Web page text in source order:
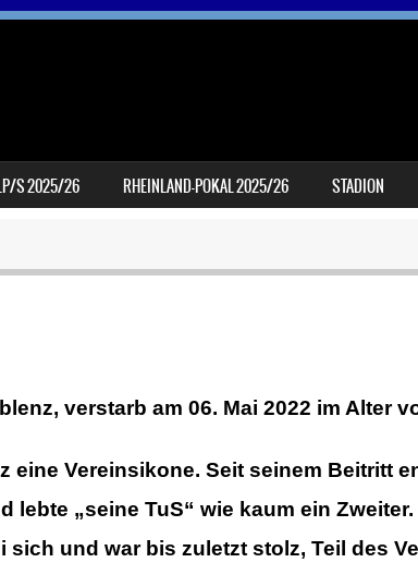
S 2025/26 RHEINLAND-POKAL 2025/26 STADION
verstarb am 06. Mai 2022 im Alter
eine Vereinsikone. Seit seinem Beitritt
„seine TuS“ wie kaum ein Zweiter.
und war bis zuletzt stolz, Teil des